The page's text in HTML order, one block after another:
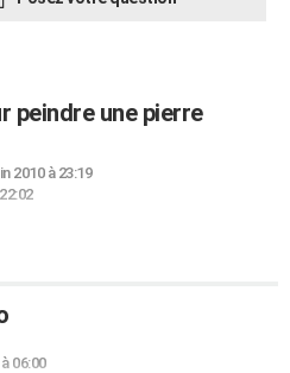
peindre une pierre
2010 à 23:19
06:00